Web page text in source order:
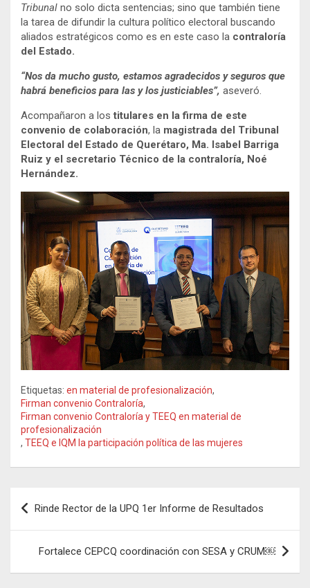
Tribunal no solo dicta sentencias; sino que también tiene
la tarea de difundir la cultura político electoral buscando
aliados estratégicos como es en este caso la contraloría
del Estado.
“Nos da mucho gusto, estamos agradecidos y seguros que
habrá beneficios para las y los justiciables”, aseveró.
Acompañaron a lostitulares en la firma de este
convenio de colaboración, la magistrada del Tribunal
Electoral del Estado de Querétaro, Ma. Isabel Barriga
Ruiz y el secretario Técnico de la contraloría, Noé
Hernández.
Etiquetas: en material de profesionalización,
Firman convenio Contraloría,
Firman convenio Contraloría y TEEQ en material de
profesionalización
, TEEQ e IQM la participación política de las mujeres
Navegación
de
entradas
Rinde Rector de la UPQ 1er Informe de Resultados
Fortalece CEPCQ coordinación con SESA y CRUM￼